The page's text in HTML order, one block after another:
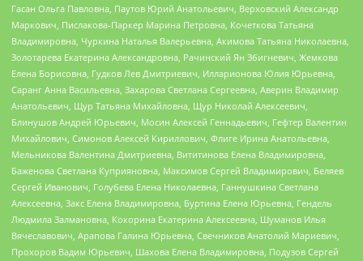
Гасан Ольга Павловна, Паутов Юрий Анатольевич, Верховский Александр
Маркович, Пислакова-Паркер Марина Петровна, Кочеткова Татьяна
Владимировна, Чуркина Наталья Валерьевна, Акимова Татьяна Николаевна,
Золотарева Екатерина Александровна, Рачинский Ян Збигневич, Жемкова
Елена Борисовна, Гудков Лев Дмитриевич, Илларионова Юлия Юрьевна,
Саранг Анна Васильевна, Захарова Светлана Сергеевна, Аверин Владимир
Анатольевич, Щур Татьяна Михайловна, Щур Николай Алексеевич,
Блинушов Андрей Юрьевич, Мосин Алексей Геннадьевич, Гефтер Валентин
Михайлович, Симонов Алексей Кириллович, Флиге Ирина Анатольевна,
Мельникова Валентина Дмитриевна, Вититинова Елена Владимировна,
Баженова Светлана Куприяновна, Максимов Сергей Владимирович, Беляев
Сергей Иванович, Голубева Елена Николаевна, Ганнушкина Светлана
Алексеевна, Закс Елена Владимировна, Буртина Елена Юрьевна, Гендель
Людмила Залмановна, Кокорина Екатерина Алексеевна, Шуманов Илья
Вячеславович, Арапова Галина Юрьевна, Свечников Анатолий Мариевич,
Прохоров Вадим Юрьевич, Шахова Елена Владимировна, Подузов Сергей